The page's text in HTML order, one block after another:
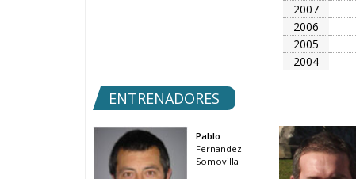
2007
2006
2005
2004
ENTRENADORES
Pablo
Fernandez
Somovilla